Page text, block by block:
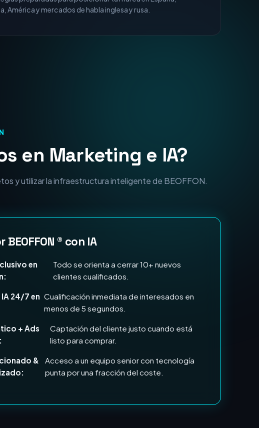
la toma de decisiones estratégicas.
Internacional
en Marketing e IA?
BEOFFON ® con IA
en
Todo se orienta a cerrar 10+ nuevos
clientes cualificados.
24/7 en
Cualificación inmediata de interesados en
menos de 5 segundos.
+ Ads
Captación del cliente justo cuando está
listo para comprar.
punta por una fracción del coste.